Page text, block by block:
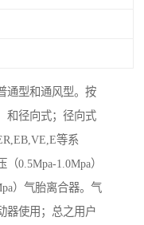
通型和通风型。按
和径向式；径向式
等系
0.5Mpa-1.0Mpa）
）气胎离合器。气
器使用；总之用户